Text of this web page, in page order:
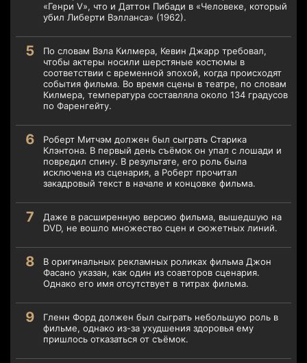
«Генри V», что и Даттон Пибади в «Человеке, который
убил Либерти Вэлланса» (1962).
По словам Вэла Килмера, Кевин Джарр требовал,
чтобы актеры носили шерстяные костюмы в
соответствии с временной эпохой, когда происходят
события фильма. Во время сцены в театре, по словам
Килмера, температура составляла около 134 градусов
по Фаренгейту.
Роберт Митчэм должен был сыграть Старика
Клэнтона. В первый день съёмок он упал с лошади и
повредил спину. В результате, его роль была
исключена из сценария, а Роберт прочитал
закадровый текст в начале и концовке фильма.
Даже в расширенную версию фильма, вышедшую на
DVD, не вошло множество сцен и сюжетных линий.
В оригинальных рекламных роликах фильма Джон
Фасано указан, как один из соавторов сценария.
Однако его имя отсутствует в титрах фильма.
Гленн Форд должен был сыграть небольшую роль в
фильме, однако из-за ухудшения здоровья ему
пришлось отказаться от съёмок.